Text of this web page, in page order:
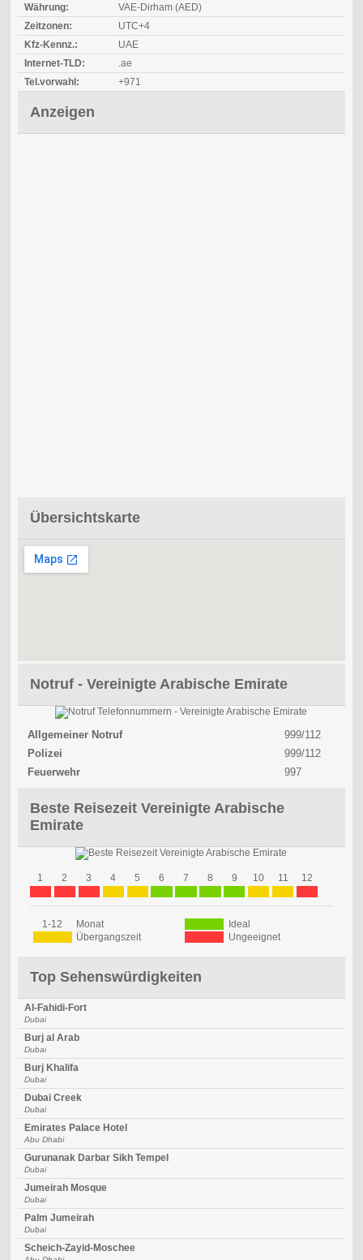
Währung:
VAE-Dirham (AED)
Zeitzonen:
UTC+4
Kfz-Kennz.:
UAE
Internet-TLD:
.ae
Tel.vorwahl:
+971
Anzeigen
Übersichtskarte
Notruf - Vereinigte Arabische Emirate
Allgemeiner Notruf
999/112
Polizei
999/112
Feuerwehr
997
Beste Reisezeit Vereinigte Arabische
Emirate
1 2 3 4 5 6 7 8 9 10 11 12
1-12 Monat
Ideal
Übergangszeit
Ungeeignet
Top Sehenswürdigkeiten
Al-Fahidi-Fort
Dubai
Burj al Arab
Dubai
Burj Khalifa
Dubai
Dubai Creek
Dubai
Emirates Palace Hotel
Abu Dhabi
Gurunanak Darbar Sikh Tempel
Dubai
Jumeirah Mosque
Dubai
Palm Jumeirah
Dubai
Scheich-Zayid-Moschee